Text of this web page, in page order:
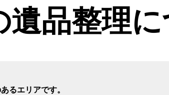
遺品整理
るエリアです。